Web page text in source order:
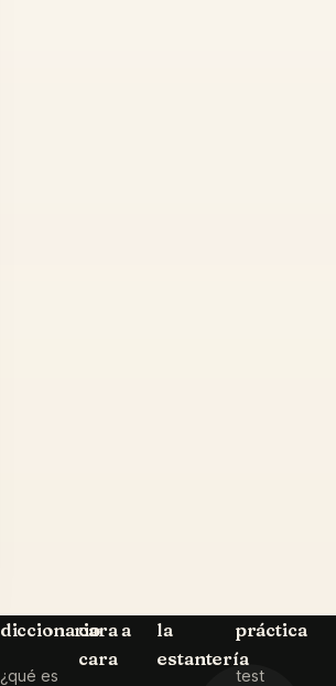
diccionario
¿qué es
cara a
cara
la
estantería
práctica
test